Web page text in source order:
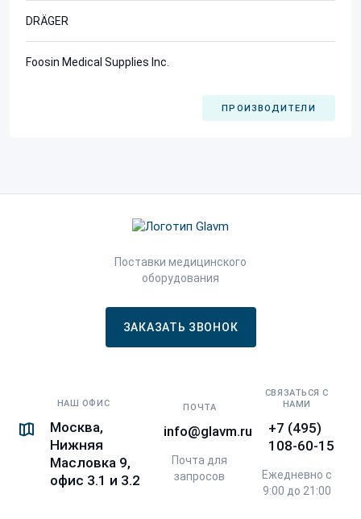
DRÄGER
Foosin Medical Supplies Inc.
ПРОИЗВОДИТЕЛИ
Поставки медицинского
оборудования
ЗАКАЗАТЬ ЗВОНОК
НАШ ОФИС
Москва,
Нижняя
Масловка 9,
офис 3.1 и 3.2
ПОЧТА
info@glavm.ru
Почта для
запросов
СВЯЗАТЬСЯ С
НАМИ
+7 (495)
108-60-15
Ежедневно с
9:00 до 21:00